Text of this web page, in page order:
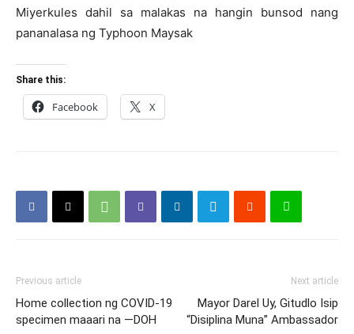
Miyerkules dahil sa malakas na hangin bunsod nang
pananalasa ng Typhoon Maysak
Share this:
Facebook X
Previous article
Home collection ng COVID-19
specimen maaari na —DOH
Next article
Mayor Darel Uy, Gitudlo Isip
“Disiplina Muna” Ambassador